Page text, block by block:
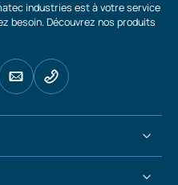
industries est à votre service
besoin. Découvrez nos produits